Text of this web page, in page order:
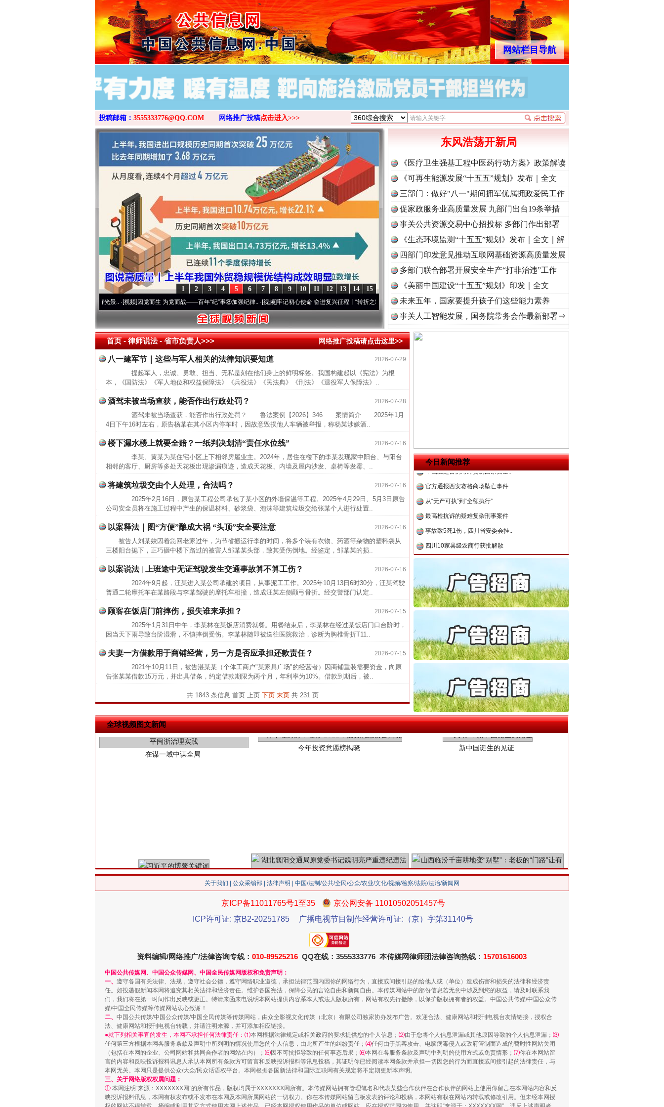
>
网站栏目导航
投稿邮箱： 3555333776@QQ.COM 网络推广投稿点击进入>>>
15
14
13
12
11
10
9
8
7
6
5
4
3
2
1
·[视频]因党而生 为党而战——百年“纪”事⑧加强纪律..·[视频]牢记初心使命 奋进复兴征程丨“转折之城”激荡.. ·[视频]牢记初心使命 奋进复兴征程丨红船起航处 潮起..·[视频]一首歌的时间，读懂乐至的“诗与远方”
东风浩荡开新局
《医疗卫生强基工程中医药行动方案》政策解读
《可再生能源发展“十五五”规划》发布｜全文
三部门：做好"八一"期间拥军优属拥政爱民工作
促家政服务业高质量发展 九部门出台19条举措
事关公共资源交易中心招投标 多部门作出部署
《生态环境监测“十五五”规划》发布｜全文｜解
读
四部门印发意见推动互联网基础资源高质量发展
多部门联合部署开展安全生产“打非治违”工作
《美丽中国建设“十五五”规划》印发｜全文
未来五年，国家要提升孩子们这些能力素养
事关人工智能发展，国务院常务会作最新部署⇒
首页- 律师说法 -省市负责人>>> 网络推广投稿请点击这里>>
2026-07-29
八一建军节｜这些与军人相关的法律知识要知道
提起军人，忠诚、勇敢、担当、无私是刻在他们身上的鲜明标签。我国构建起以《宪法》为根
本，《国防法》《军人地位和权益保障法》《兵役法》《民法典》《刑法》《退役军人保障法》..
2026-07-28
酒驾未被当场查获，能否作出行政处罚？
酒驾未被当场查获，能否作出行政处罚？ 鲁法案例【2026】346 案情简介 2025年1月
4日下午16时左右，原告杨某在其小区内停车时，因故意毁损他人车辆被举报，称杨某涉嫌酒..
2026-07-16
楼下漏水楼上就要全赔？一纸判决划清“责任水位线”
李某、黄某为某住宅小区上下相邻房屋业主。2024年，居住在楼下的李某发现家中阳台、与阳台
相邻的客厅、厨房等多处天花板出现渗漏痕迹，造成天花板、内墙及屋内沙发、桌椅等发霉、..
2026-07-16
将建筑垃圾交由个人处理，合法吗？
2025年2月16日，原告某工程公司承包了某小区的外墙保温等工程。2025年4月29日、5月3日原告
公司安全员将在施工过程中产生的保温材料、砂浆袋、泡沫等建筑垃圾交给张某个人进行处置..
2026-07-16
以案释法｜图“方便”酿成大祸 “头顶”安全要注意
被告人刘某姣因着急回老家过年，为节省搬运行李的时间，将多个装有衣物、药酒等杂物的塑料袋从
三楼阳台抛下，正巧砸中楼下路过的被害人邹某某头部，致其受伤倒地。经鉴定，邹某某的损..
2026-07-16
以案说法 | 上班途中无证驾驶发生交通事故算不算工伤？
2024年9月起，汪某进入某公司承建的项目，从事泥工工作。2025年10月13日6时30分，汪某驾驶
普通二轮摩托车在某路段与李某驾驶的摩托车相撞，造成汪某左侧颧弓骨折。经交警部门认定..
2026-07-15
顾客在饭店门前摔伤，损失谁来承担？
2025年1月31日中午，李某林在某饭店消费就餐。用餐结束后，李某林在经过某饭店门口台阶时，
因当天下雨导致台阶湿滑，不慎摔倒受伤。李某林随即被送往医院救治，诊断为胸椎骨折T11..
2026-07-15
夫妻一方借款用于商铺经营，另一方是否应承担还款责任？
2021年10月11日，被告湛某某（个体工商户"某家具广场"的经营者）因商铺重装需要资金，向原
告张某某借款15万元，并出具借条，约定借款期限为两个月，年利率为10%。借款到期后，被..
共 1843 条信息 首页 上页 下页 末页共 231 页
今日新闻推荐
中国发起首例对外贸易国家安全..
官方通报西安赛格商场坠亡事件
从“无产可执”到“全额执行”
最高检抗诉的疑难复杂刑事案件
事故致5死1伤，四川省安委会挂..
四川10家县级农商行获批解散
闻令而动明方向 靶向攻坚提质..
执行局长被指低俗骚扰女当事人
上半年处分纪检监察干部1535人
把老百姓关切的事一件一件办好
中方对6家美国实体采取反制措..
中国发起首例对外贸易国家安全..
从“无产可执”到“全额执行”
最高检抗诉的疑难复杂刑事案件
事故致5死1伤，四川省安委会挂..
四川10家县级农商行获批解散
闻令而动明方向 靶向攻坚提质..
全球视频图文新闻
网上购药对药下症？
这是一记警钟！ 法官巧妙执行解纠纷
今年投资意愿榜揭晓 新中国诞生的见证
“刷贴”乱象丛生
揭批美国五大"原罪" "炒鞋教程"里的骗局 习近平的“航天情”
关于我们 公众采编部 法律声明 | 中国/法制/公共/全民/公众/农业/文化/视频/检察/法院/法治/新闻网
京ICP备11011765号1至35
京公网安备 11010502051457号
ICP许可证: 京B2-20251785
广播电视节目制作经营许可证:（京）字第31140号
资料编辑/网络推广/法律咨询专线： 010-89525216 QQ在线：3555333776 本传媒网律师团法律咨询热线： 15701616003
中国公共传媒网、中国公众传媒网、中国全民传媒网版权和免责声明：
一、 遵守各国有关法律、法规，遵守社会公德，遵守网络职业道德，承担法律范围内因你的网络行为，直接或间接引起的给他人或（单位）造成伤害和损失的法律和经济责
任。如投递假新闻本网将追究其相关法律和经济责任。维护各国宪法，保障公民的言论自由和新闻自由。本传媒网站中的部份信息若无意中涉及到您的权益，请及时联系我
们，我们将在第一时间作出反映或更正。特请来函来电说明本网站提供内容系本人或法人版权所有，网站有权先行撤除，以保护版权拥有者的权益。中国公共传媒/中国公众传
媒/中国全民传媒等传媒网站衷心致谢！
二、 中国公共传媒/中国公众传媒/中国全民传媒等传媒网站，由众全影视文化传媒（北京）有限公司独家协办发布广告。欢迎合法、健康网站和报刊电视台友情链接，授权合
法、健康网站和报刊电视台转载，并请注明来源，并可添加相应链接。
●就下列相关事宜的发生，本网不承担任何法律责任：⑴本网根据法律规定或相关政府的要求提供您的个人信息； ⑵由于您将个人信息泄漏或其他原因导致的个人信息泄漏； ⑶
任何第三方根据本网各服务条款及声明中所列明的情况使用您的个人信息，由此所产生的纠纷责任； ⑷任何由于黑客攻击、电脑病毒侵入或政府管制而造成的暂时性网站关闭
（包括在本网的企业、公司网站和共同合作者的网站在内）； ⑸因不可抗拒导致的任何事态后果； ⑹本网在各服务条款及声明中列明的使用方式或免责情形； ⑺你在本网站留
言的内容和反映投诉报料讯息人承认本网所有条款方可留言和反映投诉报料等讯息投稿，其证明你已经阅读本网条款并承担一切因您的行为而直接或间接引起的法律责任，与
本网无关。本网只是提供公众/大众/民众话语权平台。本网根据各国新法律和国际互联网有关规定将不定期更新本声明。
三、关于网络版权权属问题：
① 本网注明“来源：XXXXXXX网”的所有作品，版权均属于XXXXXXX网所有。本传媒网站拥有管理笔名和代表某些合作伙伴在合作伙伴的网站上使用你留言在本网站内容和反
映投诉报料讯息，本网有权发布或不发布在本网及本网所属网站的一切权力。你在本传媒网站留言板发表的评论和投稿，本网站有权在网站内转载或修改引用。但未经本网授